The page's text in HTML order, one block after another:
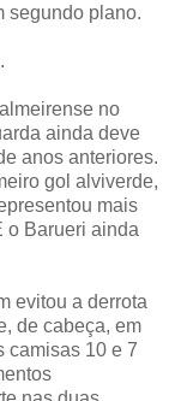
segundo plano.
no
ainda deve
anos anteriores.
gol alviverde,
mais
o Barueri ainda
evitou a derrota
de cabeça, em
camisas 10 e 7